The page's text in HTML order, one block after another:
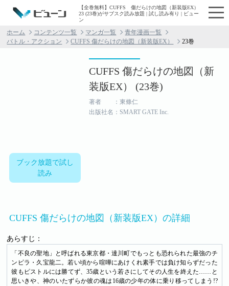
【全巻無料】CUFFS 傷だらけの地図（新装版EX）
23 (23巻)がサブスク読み放題 | 試し読み有り | ビュー
ン
ホーム コンテンツ一覧 マンガ一覧
青年漫画一覧
バトル・アクション
CUFFS 傷だらけの地図（新装版EX） 23巻
ブック放題で試し
読み
CUFFS 傷だらけの地図（新
装版EX） (23巻)
著者 ：東條仁
出版社名：SMART GATE Inc.
CUFFS 傷だらけの地図（新装版EX）の詳細
あらすじ：
「不良の聖地」と呼ばれる東京都・達川町でもっとも恐れられた最強のチ
ンピラ・久宝龍二。若い頃から喧嘩にあけくれ素手では負け知らずだった
彼もピストルには勝てず、35歳という若さにしてその人生を終えた……と
思いきや、神のいたずらか彼の魂は16歳の少年の体に乗り移ってしまう!?